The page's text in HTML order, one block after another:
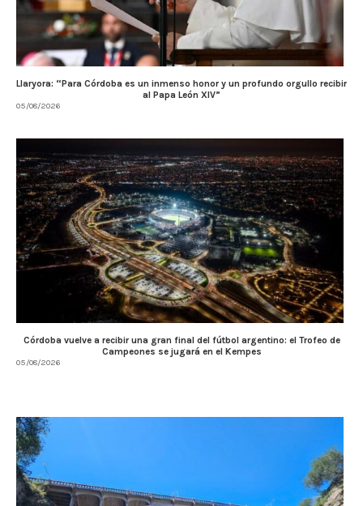
Llaryora: “Para Córdoba es un inmenso honor y un profundo orgullo recibir
al Papa León XIV”
05/08/2026
Córdoba vuelve a recibir una gran final del fútbol argentino: el Trofeo de
Campeones se jugará en el Kempes
05/08/2026